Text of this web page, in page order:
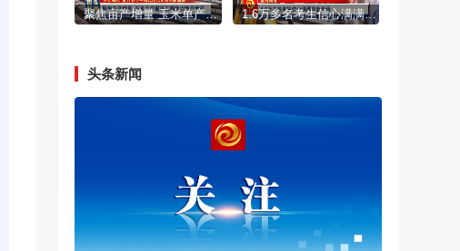
聚焦亩产增量 玉米单产提升工程助力稳产增产 1.6万多名考生信心满满奔赴考场
头条新闻